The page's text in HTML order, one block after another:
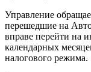
Управление
перешедшие на
вправе перейти на
календарных
налогового режима.